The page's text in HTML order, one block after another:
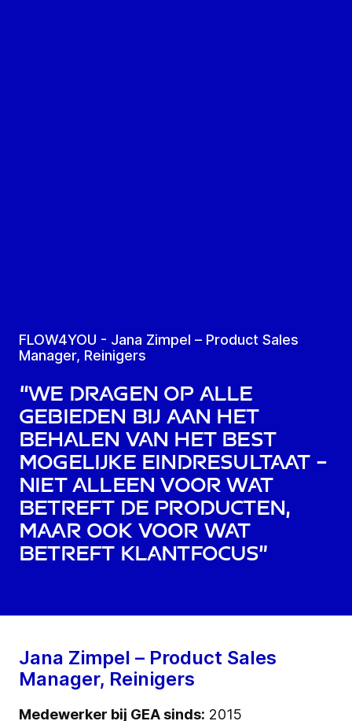
FLOW4YOU - Jana Zimpel – Product Sales
Manager, Reinigers
“We dragen op alle
gebieden bij aan het
behalen van het best
mogelijke eindresultaat –
niet alleen voor wat
betreft de producten,
maar ook voor wat
betreft klantfocus”
Jana Zimpel – Product Sales
Manager, Reinigers
Medewerker bij GEA sinds: 2015